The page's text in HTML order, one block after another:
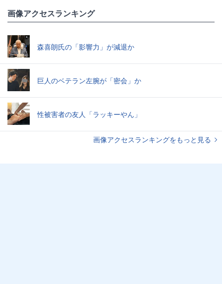
画像アクセスランキング
森喜朗氏の「影響力」が減退か
巨人のベテラン左腕が「密会」か
性被害者の友人「ラッキーやん」
画像アクセスランキングをもっと見る